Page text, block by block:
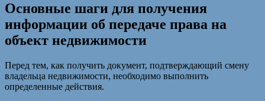
Основные шаги для получения
информации об передаче права на
объект недвижимости
Перед тем, как получить документ, подтверждающий смену
владельца недвижимости, необходимо выполнить
определенные действия.